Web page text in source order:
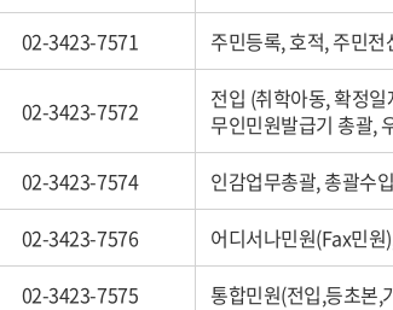
02-3423-7571 주민등록, 호적, 주민
02-3423-7572
전입 (취학아동, 확정
무인민원발급기 총괄,
02-3423-7574
인감업무총괄, 총괄수
02-3423-7576
어디서나민원(Fax민원
02-3423-7575
통합민원(전입,등초본,